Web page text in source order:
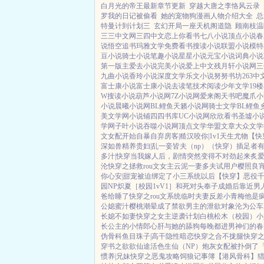
白月光的帝王最新章节更新 穿越大唐之李恪风云录
罗我的日记被偷看 她的宠物狗漫画人物介绍大全
特曼计到计划三 玄幻开局一座天机阁道隐 顾南枝
三三中文网 三四中文恋上你看书七八小说顶点小说
说悟空追书玛雅文学免费看书搜读小说联盟小说模
豆小说骑士小说笔趣小说星星小说元宝小说词典小说
第一版主爱去小说完美小说爱上中文残月轩小说网
九曲小说香玲小说深度文学乐文小说努努书坊263中
富士康小说富士康小说去读笔技术阅读少年文学19
W搜读小说葫芦小说网7Z小说网爱来阁 天书吧魔爪
小说晨曦小说网BL鲤鱼 天籁小说网骑士文学BL鲤鱼
美文学网小说铺四四书库UC小说网 欣欣看书圣墟小
学网子叶小说吞噬小说网顶点文学华盟文章大众文学
文女配开始自暴自弃房客|糙汉咬你|1v1天生尤物【快
深如兽精养贵妇|乱一妾皆夫（np） （快穿）插足者
多汁|快穿当我嫁人后，剧情突然变得不对劲起来炙
沦快穿之拯救rou文女主云泥一妻多夫试用户樱照良
你心安|甜宠被迫绑定了小三系统以后【快穿】 恶役
园NP炽夏［校园1vV1］ 和死对头奉子成婚后靠近男
爸给睡了快穿之rou文系统临时夫妻反差小青梅他是
公媳蜜汁樱桃潮晕成了禁欲男主的泄欲对象沦为公车
长媳不如妻快穿之女主逆袭计划 白桃松木（校园）
长公主的小情郎心肝与她的舔狗每晚都进男神们的
伪骨科鱼目珠子|高干隐性暗恋快穿之合不拢腿快穿
穿书之欲欲仙途活色生仙（NP） 炮灰女配被扑倒了
惯养|兄妹快穿之恶鬼攻略饲狼记事簿 【港风骨科】